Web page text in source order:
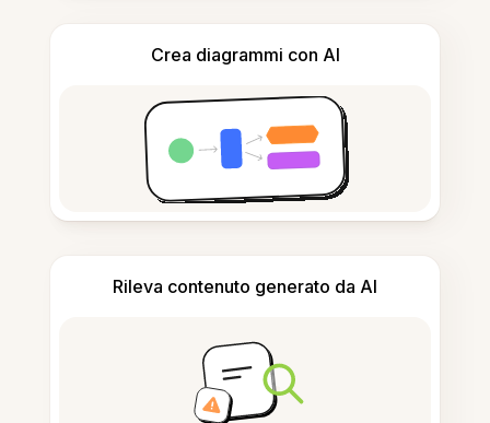
Crea diagrammi con AI
Rileva contenuto generato da AI